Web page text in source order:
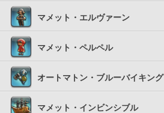
マメット・エルヴァーン
マメット・ペルペル
オートマトン・ブルーバイキング
マメット・インビンシブル